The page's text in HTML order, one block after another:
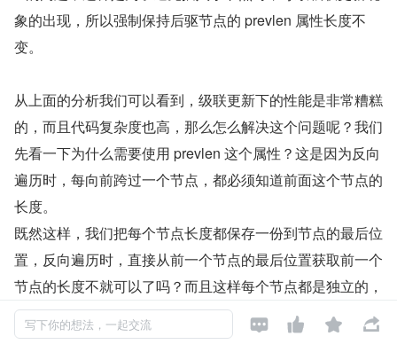
象的出现，所以强制保持后驱节点的 prevlen 属性长度不
变。
从上面的分析我们可以看到，级联更新下的性能是非常糟糕
的，而且代码复杂度也高，那么怎么解决这个问题呢？我们
先看一下为什么需要使用 prevlen 这个属性？这是因为反向
遍历时，每向前跨过一个节点，都必须知道前面这个节点的
长度。
既然这样，我们把每个节点长度都保存一份到节点的最后位
置，反向遍历时，直接从前一个节点的最后位置获取前一个
节点的长度不就可以了吗？而且这样每个节点都是独立的，
插入或删除节点都不会有级联更新的现象。基于这种设计，
Redis 作者设计另一种结构 listpack。设计 listpack 的目的
写下你的想法，一起交流    